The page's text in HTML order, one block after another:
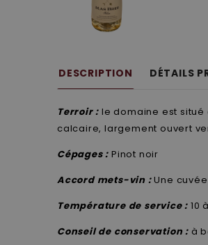
DESCRIPTION DÉTAILS
Terroir : le domaine est situé
calcaire, largement ouvert
Cépages : Pinot noir
Accord mets-vin :Une
Température de service : 10
Conseil de conservation : à